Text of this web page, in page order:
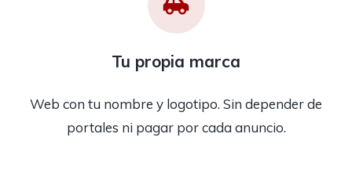
Tu propia marca
Web con tu nombre y logotipo. Sin depender de
portales ni pagar por cada anuncio.